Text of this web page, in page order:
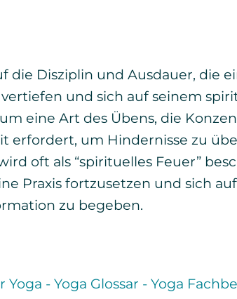
die Disziplin und Ausdauer, die
und sich auf seinem
eine Art des Übens, die
erfordert, um Hindernisse zu
oft als “spirituelles Feuer”
Praxis fortzusetzen und sich
zu begeben.